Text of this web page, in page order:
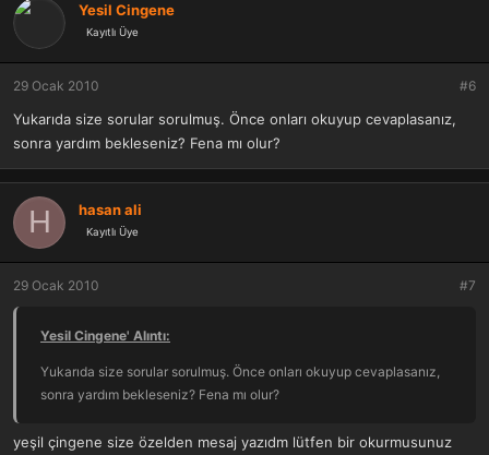
Yesil Cingene
Kayıtlı Üye
29 Ocak 2010 #6
Yukarıda size sorular sorulmuş. Önce onları okuyup cevaplasanız,
sonra yardım bekleseniz? Fena mı olur?
H hasan ali
Kayıtlı Üye
29 Ocak 2010 #7
Yesil Cingene' Alıntı:
Yukarıda size sorular sorulmuş. Önce onları okuyup cevaplasanız,
sonra yardım bekleseniz? Fena mı olur?
yeşil çingene size özelden mesaj yazıdm lütfen bir okurmusunuz